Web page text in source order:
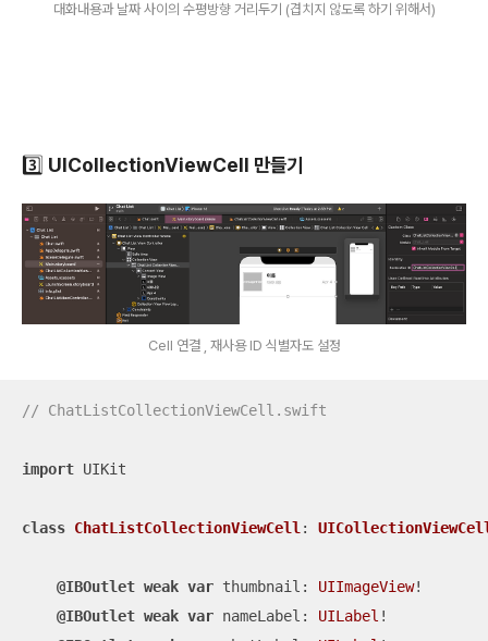
대화내용과 날짜 사이의 수평방향 거리두기 (겹치지 않도록 하기 위해서)
3️⃣ UICollectionViewCell 만들기
Cell 연결 , 재사용 ID 식별자도 설정
// ChatListCollectionViewCell.swift
import UIKit
class ChatListCollectionViewCell:
@IBOutlet weak var thumbnail: UIImageView!
@IBOutlet weak var nameLabel: UILabel !